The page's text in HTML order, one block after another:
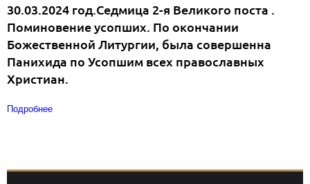
30.03.2024 год.Седмица 2-я Великого поста .
Поминовение усопших. По окончании
Божественной Литургии, была совершенна
Панихида по Усопшим всех православных
Христиан.
Подробнее